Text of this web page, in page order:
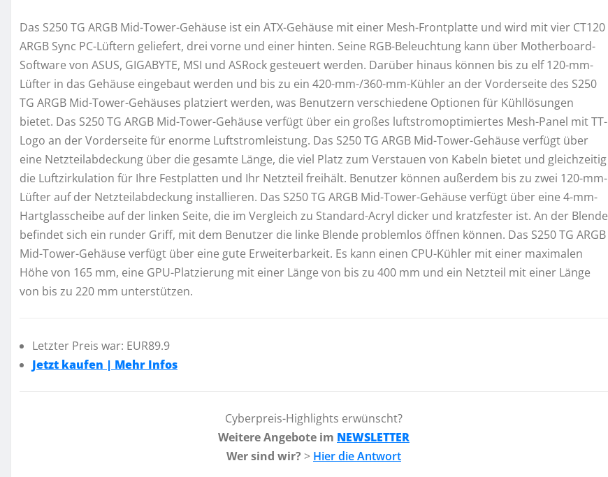
Das S250 TG ARGB Mid-Tower-Gehäuse ist ein ATX-Gehäuse mit einer Mesh-Frontplatte und wird mit vier CT120
ARGB Sync PC-Lüftern geliefert, drei vorne und einer hinten. Seine RGB-Beleuchtung kann über Motherboard-
Software von ASUS, GIGABYTE, MSI und ASRock gesteuert werden. Darüber hinaus können bis zu elf 120-mm-
Lüfter in das Gehäuse eingebaut werden und bis zu ein 420-mm-/360-mm-Kühler an der Vorderseite des S250
TG ARGB Mid-Tower-Gehäuses platziert werden, was Benutzern verschiedene Optionen für Kühllösungen
bietet. Das S250 TG ARGB Mid-Tower-Gehäuse verfügt über ein großes luftstromoptimiertes Mesh-Panel mit TT-
Logo an der Vorderseite für enorme Luftstromleistung. Das S250 TG ARGB Mid-Tower-Gehäuse verfügt über
eine Netzteilabdeckung über die gesamte Länge, die viel Platz zum Verstauen von Kabeln bietet und gleichzeitig
die Luftzirkulation für Ihre Festplatten und Ihr Netzteil freihält. Benutzer können außerdem bis zu zwei 120-mm-
Lüfter auf der Netzteilabdeckung installieren. Das S250 TG ARGB Mid-Tower-Gehäuse verfügt über eine 4-mm-
Hartglasscheibe auf der linken Seite, die im Vergleich zu Standard-Acryl dicker und kratzfester ist. An der Blende
befindet sich ein runder Griff, mit dem Benutzer die linke Blende problemlos öffnen können. Das S250 TG ARGB
Mid-Tower-Gehäuse verfügt über eine gute Erweiterbarkeit. Es kann einen CPU-Kühler mit einer maximalen
Höhe von 165 mm, eine GPU-Platzierung mit einer Länge von bis zu 400 mm und ein Netzteil mit einer Länge
von bis zu 220 mm unterstützen.
Letzter Preis war: EUR89.9
Jetzt kaufen | Mehr Infos
Cyberpreis-Highlights erwünscht?
Weitere Angebote im NEWSLETTER
Wer sind wir? > Hier die Antwort